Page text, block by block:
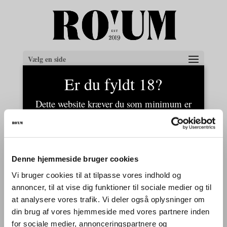
Denne hjemmeside bruger cookies
Vi bruger cookies til at tilpasse vores indhold og
annoncer, til at vise dig funktioner til sociale medier og til
at analysere vores trafik. Vi deler også oplysninger om
din brug af vores hjemmeside med vores partnere inden
for sociale medier, annonceringspartnere og
Vælg en side
Fin artikel om os
21. juni 2020
Så du artiklen om RO’UM i
Er du fyldt 18?
Dette website kræver du som minimum er
fyldt 18. Bekræft venligst du er fyldt 18
ved at klikke "Ja" for at kunne se sidens
indhold.
Nej